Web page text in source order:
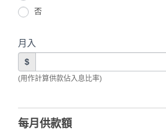
否
月入
$
(用作計算供款佔入息比率)
每月供款額